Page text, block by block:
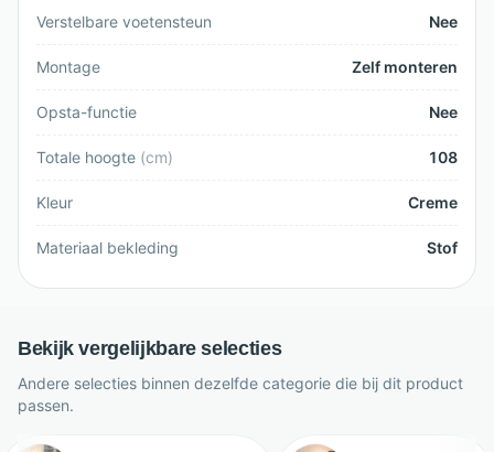
Verstelbare voetensteun Nee
Montage Zelf monteren
Opsta-functie Nee
Totale hoogte (cm) 108
Kleur Creme
Materiaal bekleding Stof
Bekijk vergelijkbare selecties
Andere selecties binnen dezelfde categorie die bij dit product
passen.